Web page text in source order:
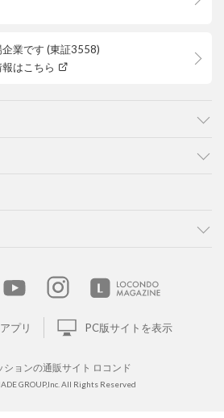
企業です (東証3558)
はこちら
プリ PC版サイトを表示
ションの通販サイト ロコンド
GROUP,Inc. All Rights Reserved